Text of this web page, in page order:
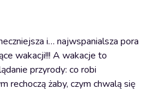
i… najwspanialsza pora
wakacji!!! A wakacje to
przyrody: co robi
rechoczą żaby, czym chwalą się